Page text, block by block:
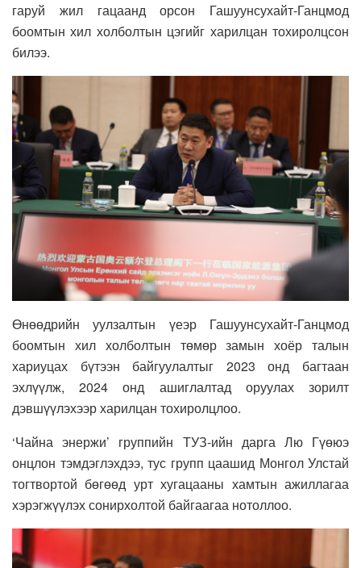
гаруй жил гацаанд орсон Гашуунсухайт-Ганцмод
боомтын хил холболтын цэгийг харилцан тохиролцсон
билээ.
Өнөөдрийн уулзалтын үеэр Гашуунсухайт-Ганцмод
боомтын хил холболтын төмөр замын хоёр талын
хариуцах бүтээн байгуулалтыг 2023 онд багтаан
эхлүүлж, 2024 онд ашиглалтад оруулах зорилт
дэвшүүлэхээр харилцан тохиролцлоо.
‘Чайна энержи’ группийн ТУЗ-ийн дарга Лю Гүөюэ
онцлон тэмдэглэхдээ, тус групп цаашид Монгол Улстай
тогтвортой бөгөөд урт хугацааны хамтын ажиллагаа
хэрэгжүүлэх сонирхолтой байгаагаа нотоллоо.